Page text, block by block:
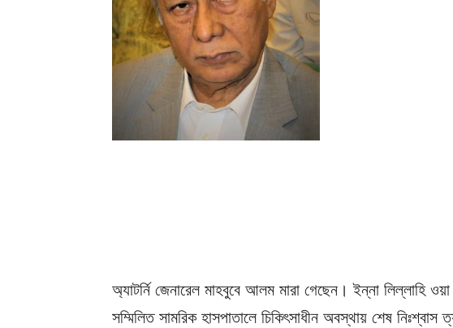
অ্যাটর্নি জেনারেল মাহবুবে আলম মারা গেছেন। ইন্না লিল্লাহি
সম্মিলিত সামরিক হাসপাতালে চিকিৎসাধীন অবস্থায় শেষ নিঃশ্বাস